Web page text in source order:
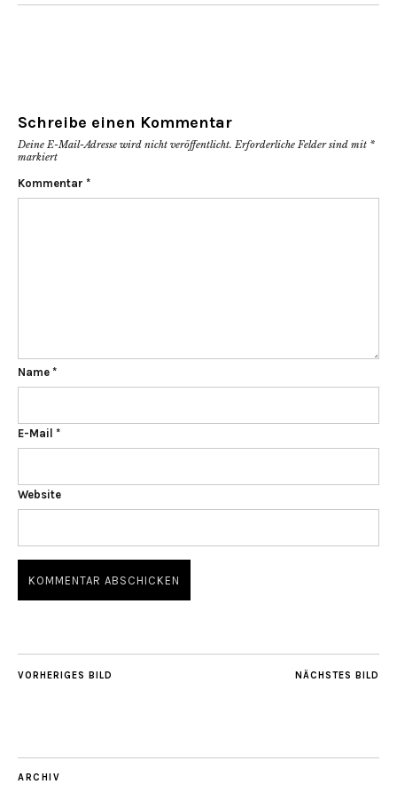
Schreibe einen Kommentar
Deine E-Mail-Adresse wird nicht veröffentlicht. Erforderliche Felder sind mit *
markiert
Kommentar *
Name *
E-Mail *
Website
NÄCHSTES BILD
VORHERIGES BILD
ARCHIV